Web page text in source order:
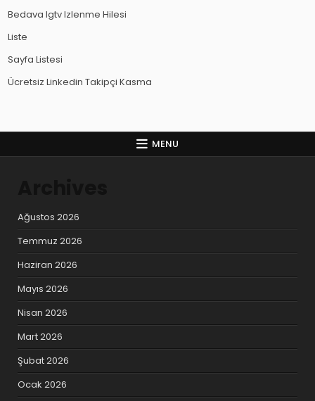
Bedava Igtv Izlenme Hilesi
Liste
Sayfa Listesi
Ücretsiz Linkedin Takipçi Kasma
MENU
Ağustos 2026
Temmuz 2026
Haziran 2026
Mayıs 2026
Nisan 2026
Mart 2026
Şubat 2026
Ocak 2026